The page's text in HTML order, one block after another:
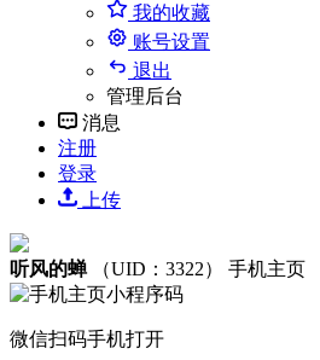
我的收藏
账号设置
退出
管理后台
消息
注册
登录
上传
听风的蝉 （UID：3322） 手机主页
微信扫码手机打开